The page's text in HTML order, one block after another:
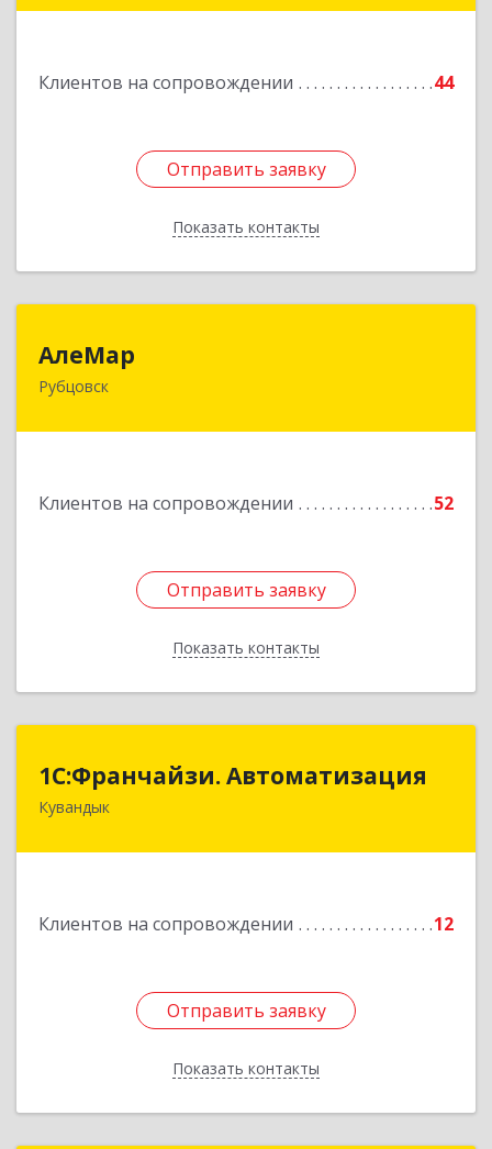
Клиентов на сопровождении 44
Отправить заявку
Показать контакты
Отправить заявку
Назад
АлеМар
Рубцовск
Клиентов на сопровождении 52
Отправить заявку
Показать контакты
Отправить заявку
Назад
1С:Франчайзи. Автоматизация
Кувандык
Клиентов на сопровождении 12
Отправить заявку
Показать контакты
1С:Франчайзи. Автоматизация
462220, Оренбургская обл, Кувандыкский р-н,
Отправить заявку
Назад